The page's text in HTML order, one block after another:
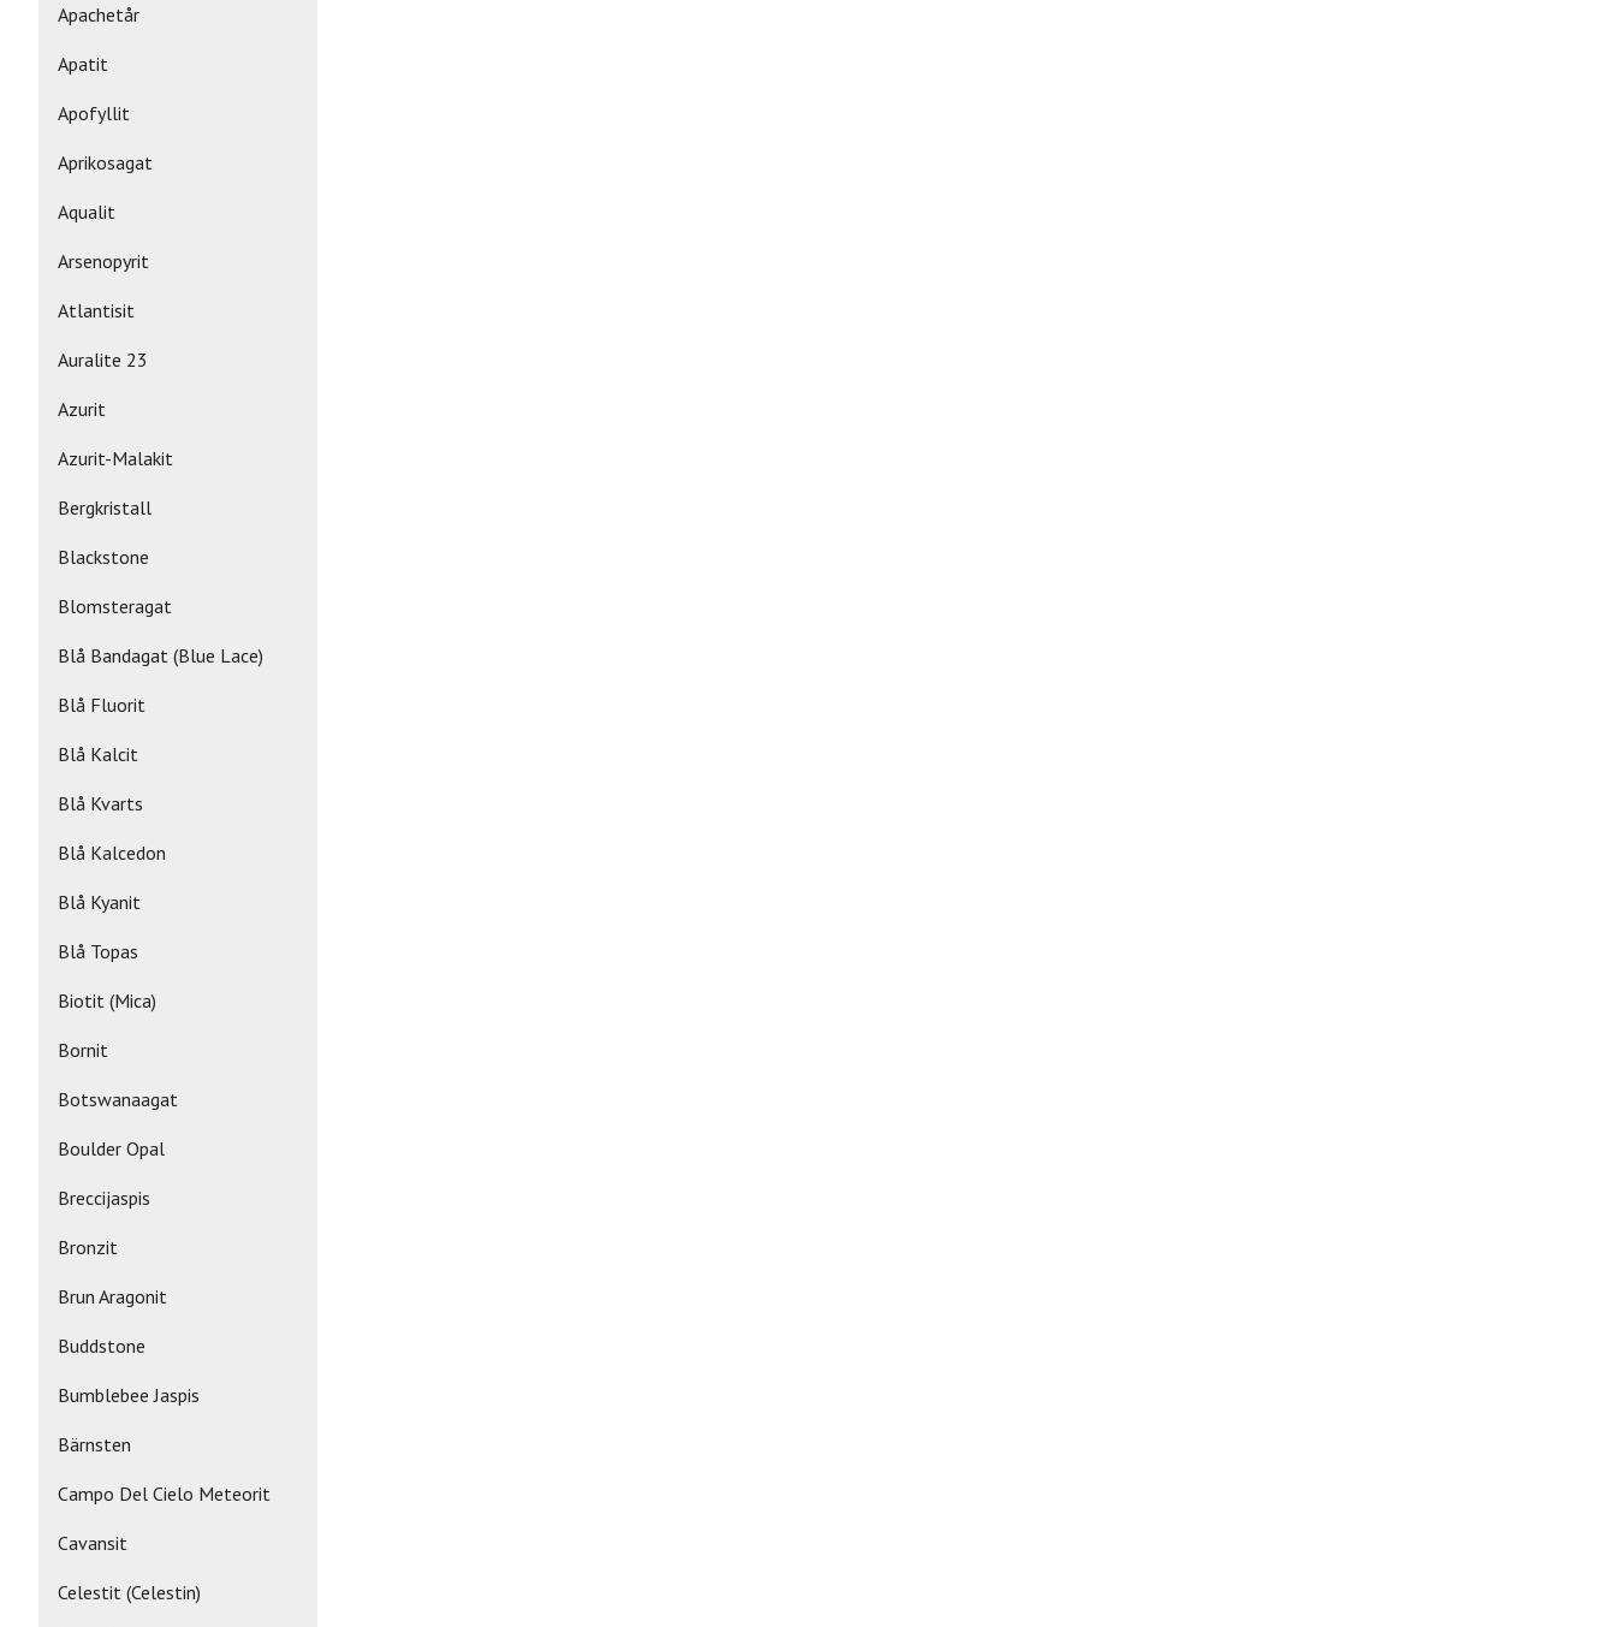
Apachetår
Apatit
Apofyllit
Aprikosagat
Aqualit
Arsenopyrit
Atlantisit
Auralite 23
Azurit
Azurit-Malakit
Bergkristall
Blackstone
Blomsteragat
Blå Bandagat (Blue Lace)
Blå Fluorit
Blå Kalcit
Blå Kvarts
Blå Kalcedon
Blå Kyanit
Blå Topas
Biotit (Mica)
Bornit
Botswanaagat
Boulder Opal
Breccijaspis
Bronzit
Brun Aragonit
Buddstone
Bumblebee Jaspis
Bärnsten
Campo Del Cielo Meteorit
Cavansit
Celestit (Celestin)